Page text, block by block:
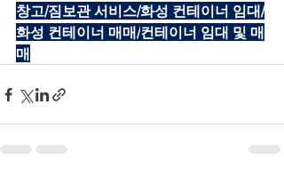
창고/짐보관 서비스/화성 컨테이너 임대/
화성 컨테이너 매매/컨테이너 임대 및 매
매